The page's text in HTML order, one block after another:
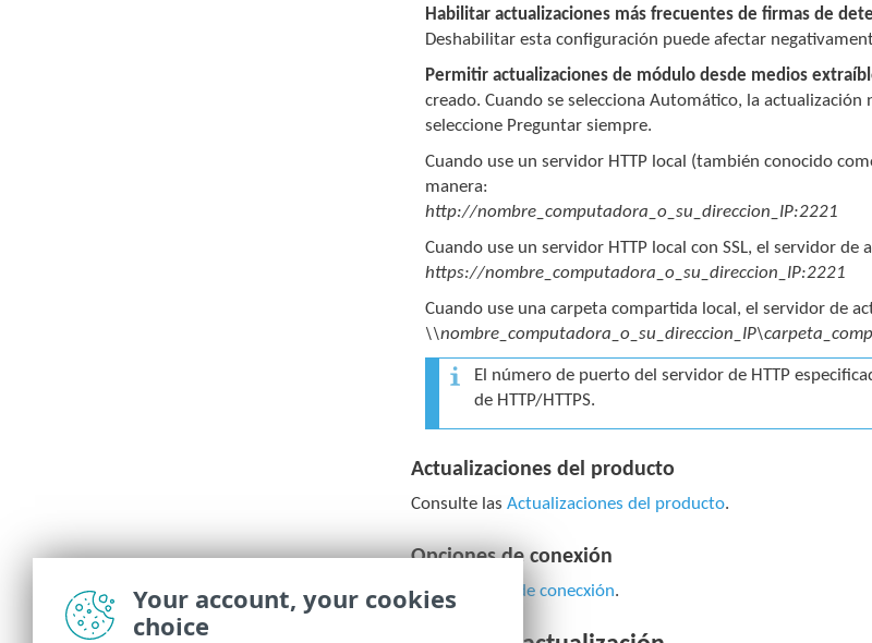
Habilitar actualizaciones más frecuentes de firmas de
Deshabilitar esta configuración puede afectar
Permitir actualizaciones de módulo desde medios
creado. Cuando se selecciona Automático, la
seleccione Preguntar siempre.
Cuando use un servidor HTTP local (también conocido
manera:
http://nombre_computadora_o_su_direccion_IP:2221
Cuando use un servidor HTTP local con SSL, el servidor
https://nombre_computadora_o_su_direccion_IP:2221
Cuando use una carpeta compartida local, el servidor de
El número de puerto del servidor de HTTP
de HTTP/HTTPS.
Actualizaciones del producto
Consulte lasActualizaciones del producto.
Opciones de conexión
Vea Opciones de conecxión.
Your account, your cookies
choice